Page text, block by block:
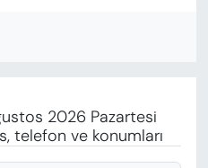
2026 Pazartesi
telefon ve konumları